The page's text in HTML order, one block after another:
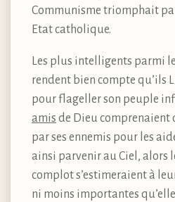
Communisme triomphait
Etat catholique.
Les plus intelligents parmi
rendent bien compte qu’ils
pour flageller son peuple
amis de Dieu comprenaient
par ses ennemis pour les
ainsi parvenir au Ciel, alors
complot s’estimeraient à
ni moins importantes